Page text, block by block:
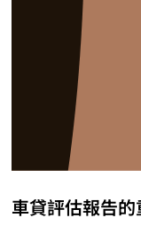
車貸評估報告